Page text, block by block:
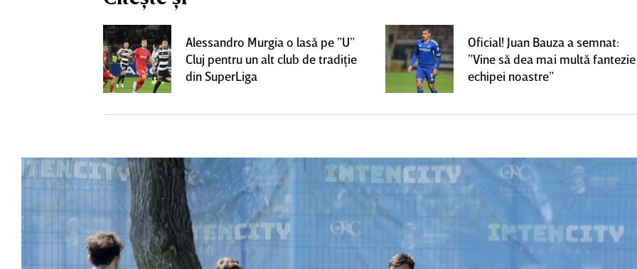
Alessandro Murgia o lasă pe ”U”
Cluj pentru un alt club de tradiţie
din SuperLiga
Oficial! Juan Bauza a semnat:
”Vine să dea mai multă fantezie
echipei noastre”